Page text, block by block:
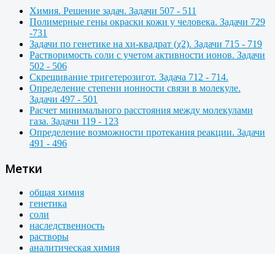
Химия. Решение задач. Задачи 507 - 511
Полимерные гены окраски кожи у человека. Задачи 729
-731
Задачи по генетике на хи-квадрат (χ2). Задачи 715 - 719
Растворимость соли с учетом активности ионов. Задачи
502 - 506
Скрещивание тригетерозигот. Задача 712 - 714.
Определение степени ионности связи в молекуле.
Задачи 497 - 501
Расчет минимального расстояния между молекулами
газа. Задачи 119 - 123
Определение возможности протекания реакции. Задачи
491 - 496
Метки
общая химия
генетика
соли
наследственность
растворы
аналитическая химия